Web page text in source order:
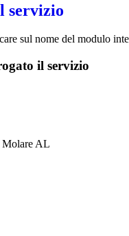
servizio
sul nome del modulo
il servizio
Molare AL